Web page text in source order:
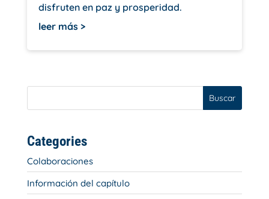
disfruten en paz y prosperidad.
leer más
Buscar
Categories
Colaboraciones
Información del capítulo